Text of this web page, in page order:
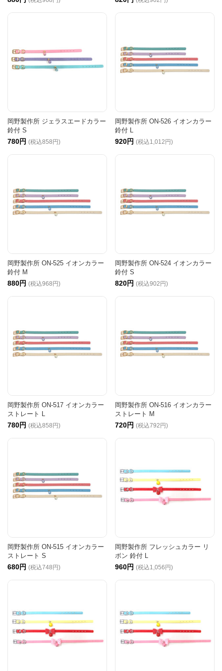
岡野製作所 ジェラスエードカラー
鈴付 S
780円 (税込858円)
岡野製作所 ON-526 イオンカラー
鈴付 L
920円 (税込1,012円)
岡野製作所 ON-525 イオンカラー
鈴付 M
880円 (税込968円)
岡野製作所 ON-524 イオンカラー
鈴付 S
820円 (税込902円)
岡野製作所 ON-517 イオンカラー
ストレート L
780円 (税込858円)
岡野製作所 ON-516 イオンカラー
ストレート M
720円 (税込792円)
岡野製作所 ON-515 イオンカラー
ストレート S
680円 (税込748円)
岡野製作所 フレッシュカラー リ
ボン 鈴付 L
960円 (税込1,056円)